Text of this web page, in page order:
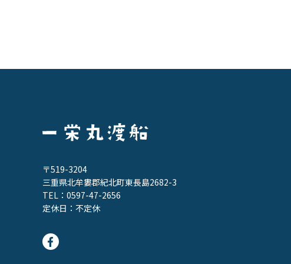
〒519-3204
三重県北牟婁郡紀北町東長島2682-3
TEL： 0597-47-2656
定休日：不定休